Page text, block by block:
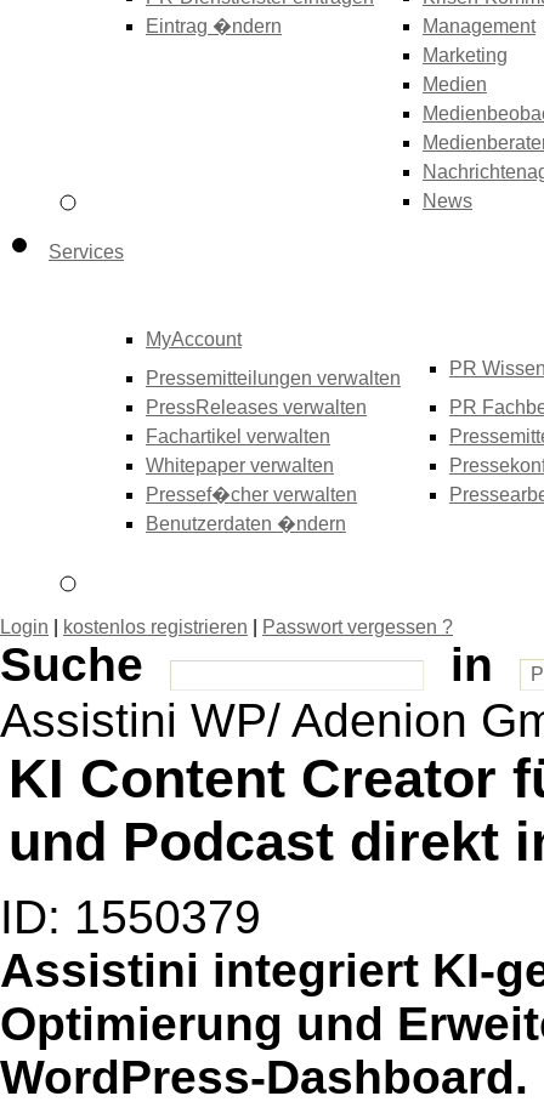
Eintrag �ndern
Management
Marketing
Medien
News
Services
MyAccount
Pressemitteilungen verwalten
PressReleases verwalten
Fachartikel verwalten
Whitepaper verwalten
Pressef�cher verwalten
Benutzerdaten �ndern
PR
PR
Login kostenlos registrieren Passwort vergessen ?
Suche
in
Assistini WP/ Adenion
KI Content Creator
und Podcast direkt
ID: 1550379
Assistini integriert KI-
Optimierung und
WordPress-Dashboard.